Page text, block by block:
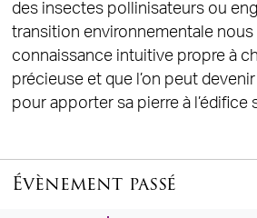
des insectes pollinisateurs ou
transition environnementale
connaissance intuitive propre à
précieuse et que l’on peut
pour apporter sa pierre à l’édifice
Évènement passé